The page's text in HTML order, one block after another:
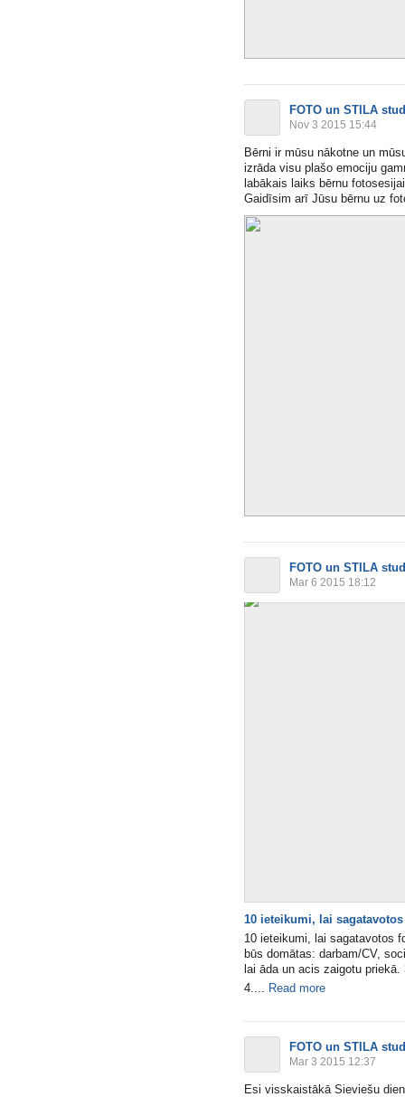
FOTO un STILA
Nov 3 2015 15:44
Bērni ir mūsu nākotne un
izrāda visu plašo emociju
labākais laiks bērnu
Gaidīsim arī Jūsu bērnu uz
FOTO un STILA
Mar 6 2015 18:12
10 ieteikumi, lai
10 ieteikumi, lai sagatavotos
būs domātas: darbam/CV,
lai āda un acis zaigotu
4.... Read more
FOTO un STILA
Mar 3 2015 12:37
Esi visskaistākā Sieviešu